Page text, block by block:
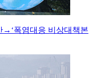
→‘폭염대응 비상대책본